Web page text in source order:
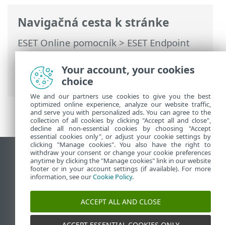
Navigačná cesta k stránke
ESET Online pomocník>ESET Endpoint
Security>Rozšírené nastavenia>
Ochrana
>HIPS (Host-based Intrusion
Prevention System)
> HIPS vylúčenia
Zobraziť stránku ako na počítači
End of Life
Databáza znalostí ESET
ESET Fórum
ESET Status Portal
Technická podpora
Your account, your cookies
choice
We and our partners use cookies to give you the best
optimized online experience, analyze our website traffic,
and serve you with personalized ads. You can agree to the
collection of all cookies by clicking "Accept all and close",
decline all non-essential cookies by choosing "Accept
essential cookies only", or adjust your cookie settings by
clicking "Manage cookies". You also have the right to
withdraw your consent or change your cookie preferences
anytime by clicking the "Manage cookies" link in our website
footer or in your account settings (if available). For more
information, see ourCookie Policy.
ACCEPT ALL AND CLOSE